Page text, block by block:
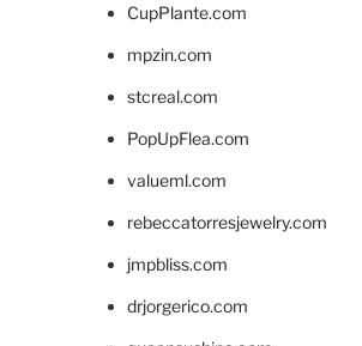
CupPlante.com
mpzin.com
stcreal.com
PopUpFlea.com
valueml.com
rebeccatorresjewelry.com
jmpbliss.com
drjorgerico.com